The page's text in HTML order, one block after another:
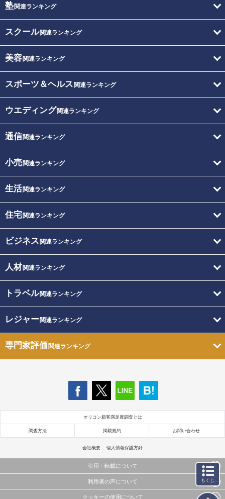
塾関連ランキング
スクール関連ランキング
美容関連ランキング
スポーツ＆ヘルス 関連ランキング
ウエディング関連ランキング
通信関連ランキング
小売関連ランキング
生活関連ランキング
住宅関連ランキング
ビジネス 関連ランキング
人材関連ランキング
トラベル関連ランキング
レジャー関連ランキング
専門家評価関連ランキング
オリコン顧客満足度調査とは
調査方法 掲載規約 お問い合わせ
会社概要 個人情報保護方針
引用・転載について
当サイトで公開されている情報（文字、写真、イラスト、画像データ等）及びこれらの配置・
利用者の声について
クッキーの使用について
もくじ